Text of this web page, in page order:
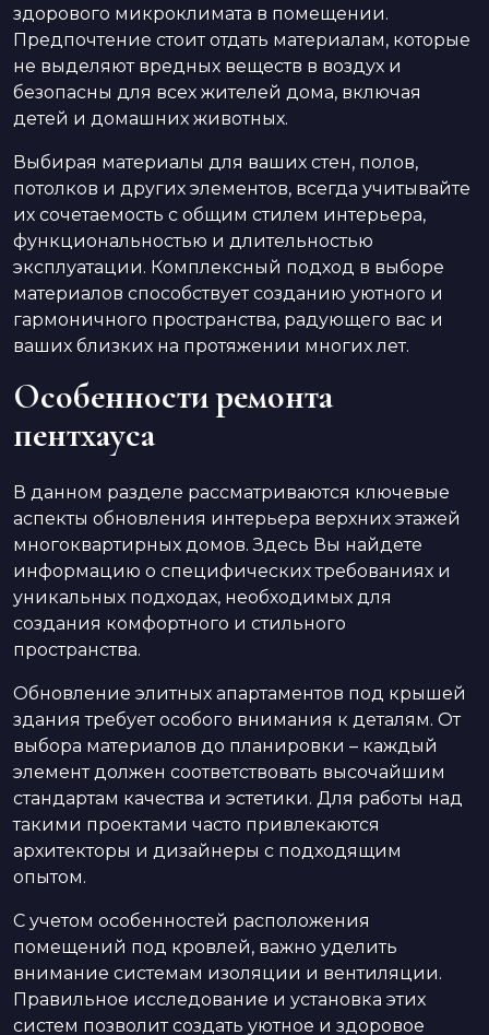
здорового микроклимата в помещении.
Предпочтение стоит отдать материалам, которые
не выделяют вредных веществ в воздух и
безопасны для всех жителей дома, включая
детей и домашних животных.
Выбирая материалы для ваших стен, полов,
потолков и других элементов, всегда учитывайте
их сочетаемость с общим стилем интерьера,
функциональностью и длительностью
эксплуатации. Комплексный подход в выборе
материалов способствует созданию уютного и
гармоничного пространства, радующего вас и
ваших близких на протяжении многих лет.
Особенности ремонта
пентхауса
В данном разделе рассматриваются ключевые
аспекты обновления интерьера верхних этажей
многоквартирных домов. Здесь Вы найдете
информацию о специфических требованиях и
уникальных подходах, необходимых для
создания комфортного и стильного
пространства.
Обновление элитных апартаментов под крышей
здания требует особого внимания к деталям. От
выбора материалов до планировки – каждый
элемент должен соответствовать высочайшим
стандартам качества и эстетики. Для работы над
такими проектами часто привлекаются
архитекторы и дизайнеры с подходящим
опытом.
С учетом особенностей расположения
помещений под кровлей, важно уделить
внимание системам изоляции и вентиляции.
Правильное исследование и установка этих
систем позволит создать уютное и здоровое